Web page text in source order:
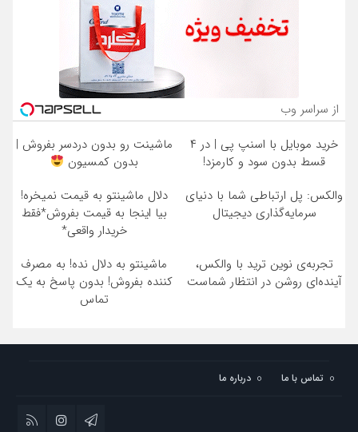
از سراسر وب
خرید موبایل با اسنپ پی | در ۴
قسط بدون سود و کارمزد!
ماشینت رو بدون دردسر بفروش |
بدون کمسیون
والکس: پل ارتباطی شما با دنیای
سرمایه‌گذاری دیجیتال
دلال ماشینتو به قیمت نمیخره!
بیا اینجا به قیمت بفروش*فقط
خریدار واقعی*
تجربه‌ی نوین ترید با والکس،
آینده‌ای روشن در انتظار شماست
ماشینتو به دلال نده! به مصرف
کننده بفروش! بدون پاسخ به یک
تماس
تماس با ما درباره ما